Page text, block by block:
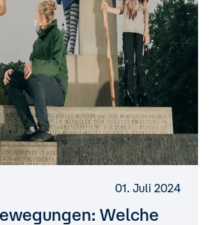
01. Juli 2024
Welche